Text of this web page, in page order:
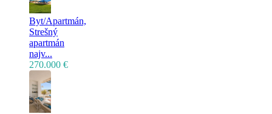
Byt/Apartmán,
Strešný
apartmán
najv...
270.000 €